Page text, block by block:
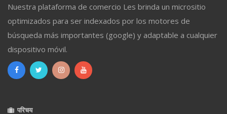
Nuestra plataforma de comercio Les brinda un micrositio
optimizados para ser indexados por los motores de
búsqueda más importantes (google) y adaptable a cualquier
dispositivo móvil.
परिचय